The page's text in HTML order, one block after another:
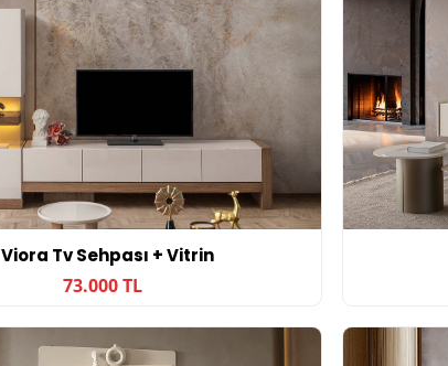
Viora Tv Sehpası + Vitrin
73.000 TL